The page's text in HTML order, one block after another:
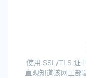
使用 SSL/TLS 证
直观知道该网上部